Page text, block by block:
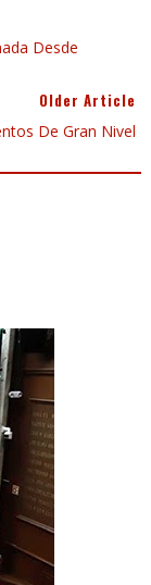
Desde
Older Article
De Gran Nivel